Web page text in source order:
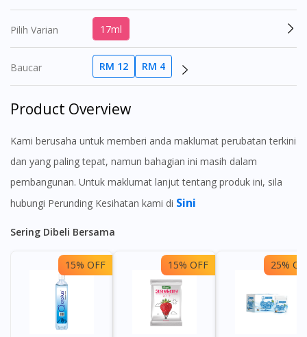
Pilih Varian 17ml
Baucar RM 12 RM 4
Product Overview
Kami berusaha untuk memberi anda maklumat perubatan terkini
dan yang paling tepat, namun bahagian ini masih dalam
pembangunan. Untuk maklumat lanjut tentang produk ini, sila
hubungi Perunding Kesihatan kami di Sini
Sering Dibeli Bersama
15% OFF 15% OFF 25%